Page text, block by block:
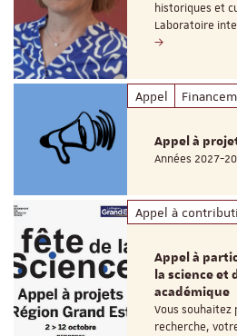
historiques et
Laboratoire
Appel
Appel à
Années 2027-
Appel à
Appel à
la science et
académique
Vous souhaitez
recherche,